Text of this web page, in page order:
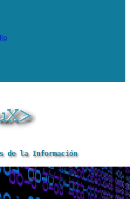
de la Información